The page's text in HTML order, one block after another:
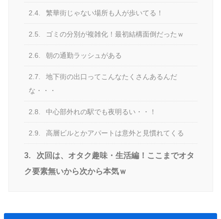
2.4. 繁華街じゃない場所も人が歩いてる！
2.5. ゴミの分別が複雑化！最初結構面倒だったｗ
2.6. 朝の通勤ラッシュがある
2.7.
地下街の出口ってこんなたくさんあるんだ
な・・・
2.8. 中心部外れの駅でも夜明るい・・！
2.9. 高層ビルとかアパートは意外と見慣れてくる
3.
次回は、オタク趣味・生活編！ここまでオタ
ク要素無いから次から本気ｗ